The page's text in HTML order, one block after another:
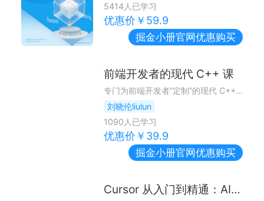
5414人已学习
优惠价￥ 59.9
掘金小册官网优惠购买
前端开发者的现代 C++ 课
专门为前端开发者“定制”的现代 C++ 编程指南
刘晓伦liulun
1090 人已学习
优惠价￥ 39.9
掘金小册官网优惠购买
Cursor 从入门到精通：AI 驱动的智能编程实战课程